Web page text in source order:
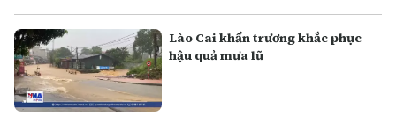
Lào Cai khẩn trương khắc phục
hậu quả mưa lũ